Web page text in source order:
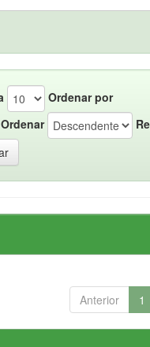
Ordenar por
Ordenar
Anterior 1